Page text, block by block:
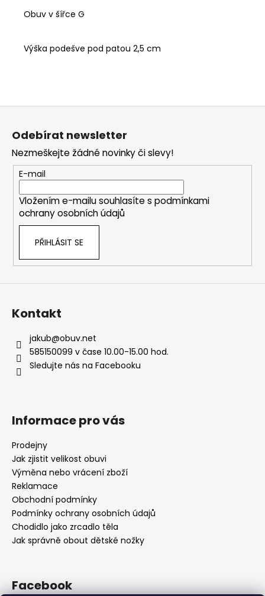
Obuv v šířce G
Výška podešve pod patou 2,5 cm
Z
Odebírat newsletter
Nezmeškejte žádné novinky či slevy!
E-mail
Vložením e-mailu souhlasíte s podmínkami
ochrany osobních údajů
PŘIHLÁSIT SE
Kontakt
jakub@obuv.net
585150099 v čase 10.00-15.00 hod.
Sledujte nás na Facebooku
Informace pro vás
Prodejny
Jak zjistit velikost obuvi
Výměna nebo vrácení zboží
Reklamace
Obchodní podmínky
Podmínky ochrany osobních údajů
Chodidlo jako zrcadlo těla
Jak správně obout dětské nožky
Facebook